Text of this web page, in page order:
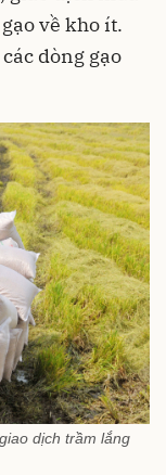
về kho ít.
dòng gạo
dịch trầm lắng